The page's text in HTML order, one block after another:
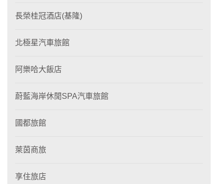
長榮桂冠酒店(基隆)
北極星汽車旅館
阿樂哈大飯店
蔚藍海岸休閒SPA汽車旅館
國都旅館
萊茵商旅
享住旅店